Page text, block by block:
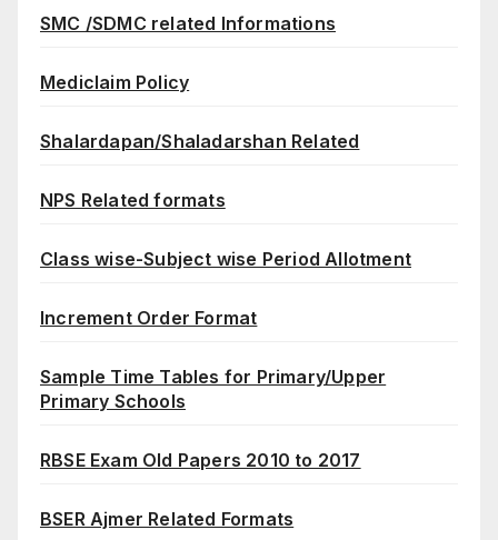
SMC /SDMC related Informations
Mediclaim Policy
Shalardapan/Shaladarshan Related
NPS Related formats
Class wise-Subject wise Period Allotment
Increment Order Format
Sample Time Tables for Primary/Upper
Primary Schools
RBSE Exam Old Papers 2010 to 2017
BSER Ajmer Related Formats